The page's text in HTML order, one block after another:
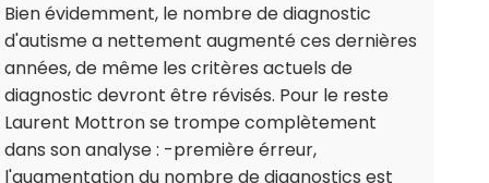
Bien évidemment, le nombre de diagnostic
d'autisme a nettement augmenté ces dernières
années, de même les critères actuels de
diagnostic devront être révisés. Pour le reste
Laurent Mottron se trompe complètement
dans son analyse : -première érreur,
l'augmentation du nombre de diagnostics est